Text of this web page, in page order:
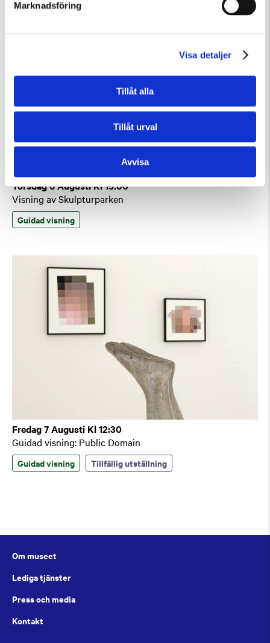
Marknadsföring
Visa detaljer
Tillåt alla
Tillåt urval
Avvisa
Torsdag 6 Augusti Kl 15:00
Visning av Skulpturparken
Guidad visning
Fredag 7 Augusti Kl 12:30
Guidad visning: Public Domain
Guidad visning Tillfällig utställning
Om museet
Lediga tjänster
Press och media
Kontakt